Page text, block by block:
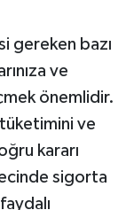
gereken bazı
ve
önemlidir.
ve
kararı
sigorta